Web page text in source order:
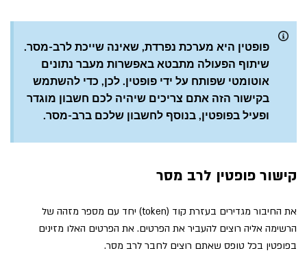
פופטין היא מערכת נפרדת, שאינה שייכת לרב-מסר.
שיתוף הפעולה מתבטא באפשרות מעבר נתונים
אוטומטי שפותח על ידי פופטין. לכן, כדי להשתמש
בקישור הזה אתם צריכים שיהיה לכם חשבון מוגדר
ופעיל בפופטין, בנוסף לחשבון שלכם ברב-מסר.
קישור פופטין לרב מסר
את החיבור מגדירים בעזרת קוד (token) יחד עם מספר מזהה של
הרשימה אליה רוצים להעביר את הפרטים. את הפרטים האלו מזינים
בפופטין בכל טופס שאתם רוצים לחבר לרב מסר.